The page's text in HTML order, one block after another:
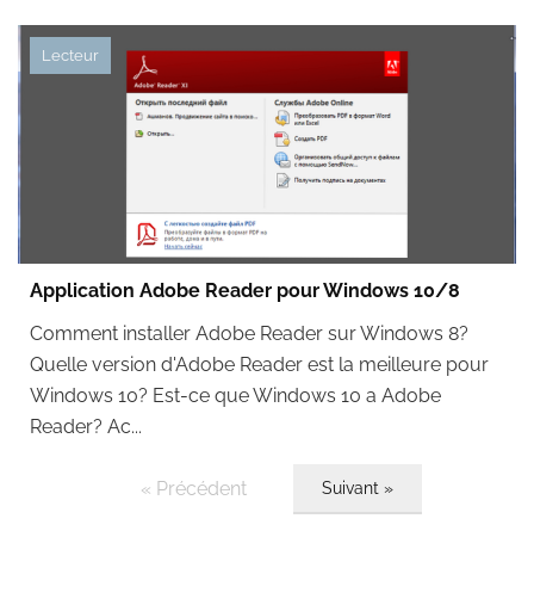
Lecteur
Application Adobe Reader pour Windows 10/8
Comment installer Adobe Reader sur Windows 8?
Quelle version d'Adobe Reader est la meilleure pour
Windows 10? Est-ce que Windows 10 a Adobe
Reader? Ac...
« Précédent Suivant »